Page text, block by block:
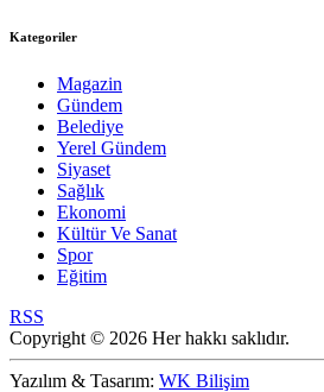
Kategoriler
Magazin
Gündem
Belediye
Yerel Gündem
Siyaset
Sağlık
Ekonomi
Kültür Ve Sanat
Spor
Eğitim
RSS
Copyright © 2026 Her hakkı saklıdır.
Yazılım & Tasarım: WK Bilişim